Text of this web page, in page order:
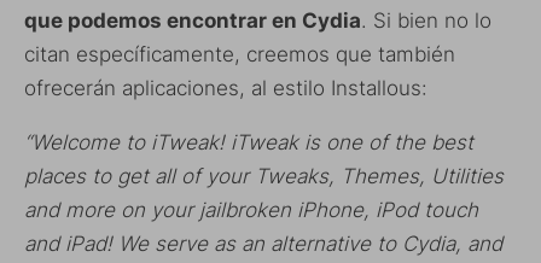
que podemos encontrar en Cydia. Si bien no lo
citan específicamente, creemos que también
ofrecerán aplicaciones, al estilo Installous:
“Welcome to iTweak! iTweak is one of the best
places to get all of your Tweaks, Themes, Utilities
and more on your jailbroken iPhone, iPod touch
and iPad! We serve as an alternative to Cydia, and